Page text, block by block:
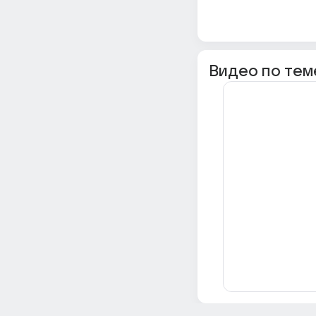
Видео по